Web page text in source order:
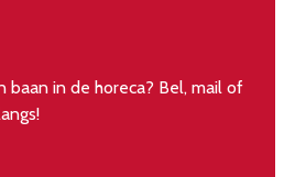
baan in de horeca? Bel, mail of